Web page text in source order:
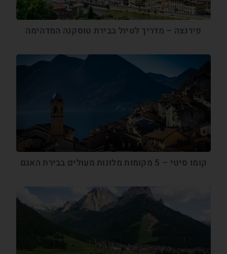
פירנצה – מדריך לטיול בבירת טוסקנה המדהימה
קומו סיטי – 5 מקומות מלונות מעולים בבירת האגם